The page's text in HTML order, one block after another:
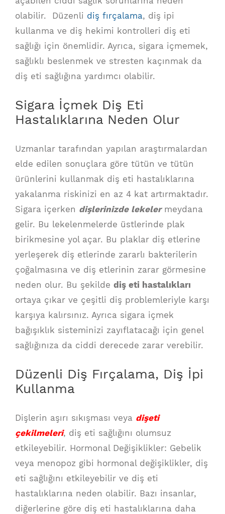
olabilir. Düzenli diş fırçalama, diş ipi
kullanma ve diş hekimi kontrolleri diş eti
sağlığı için önemlidir. Ayrıca, sigara içmemek,
sağlıklı beslenmek ve stresten kaçınmak da
diş eti sağlığına yardımcı olabilir.
Sigara İçmek Diş Eti
Hastalıklarına Neden Olur
Uzmanlar tarafından yapılan araştırmalardan
elde edilen sonuçlara göre tütün ve tütün
ürünlerini kullanmak diş eti hastalıklarına
yakalanma riskinizi en az 4 kat artırmaktadır.
Sigara içerken dişlerinizde lekelermeydana
gelir. Bu lekelenmelerde üstlerinde plak
birikmesine yol açar. Bu plaklar diş etlerine
yerleşerek diş etlerinde zararlı bakterilerin
çoğalmasına ve diş etlerinin zarar görmesine
neden olur. Bu şekilde diş eti hastalıkları
ortaya çıkar ve çeşitli diş problemleriyle karşı
karşıya kalırsınız. Ayrıca sigara içmek
bağışıklık sisteminizi zayıflatacağı için genel
sağlığınıza da ciddi derecede zarar verebilir.
Düzenli Diş Fırçalama, Diş İpi
Kullanma
Dişlerin aşırı sıkışması veya dişeti
çekilmeleri, diş eti sağlığını olumsuz
etkileyebilir. Hormonal Değişiklikler: Gebelik
veya menopoz gibi hormonal değişiklikler, diş
eti sağlığını etkileyebilir ve diş eti
hastalıklarına neden olabilir. Bazı insanlar,
diğerlerine göre diş eti hastalıklarına daha